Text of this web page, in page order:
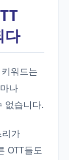
다
워드는
나
없습니다.
가
OTT들도